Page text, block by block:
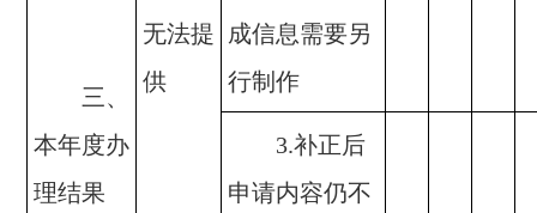
三、
本年度办
理结果
无法提
供
成信息需要另
行制作
3.补正后
申请内容仍不